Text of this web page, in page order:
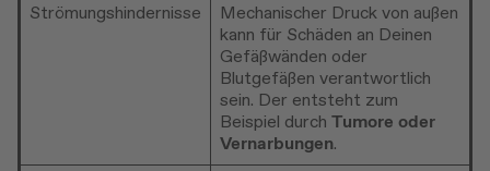
Strömungshindernisse
Mechanischer Druck von außen
kann für Schäden an Deinen
Gefäßwänden oder
Blutgefäßen verantwortlich
sein. Der entsteht zum
Beispiel durch Tumore oder
Vernarbungen.